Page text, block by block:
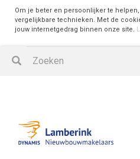
Om je beter en persoonlijker te
vergelijkbare technieken. Met de
jouw internetgedrag binnen onze site.